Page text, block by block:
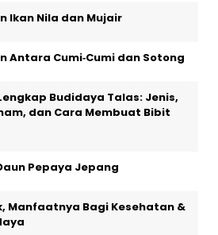
Ikan Nila dan Mujair
Antara Cumi‑Cumi dan Sotong
Budidaya Talas: Jenis,
dan Cara Membuat Bibit
Pepaya Jepang
Manfaatnya Bagi Kesehatan &